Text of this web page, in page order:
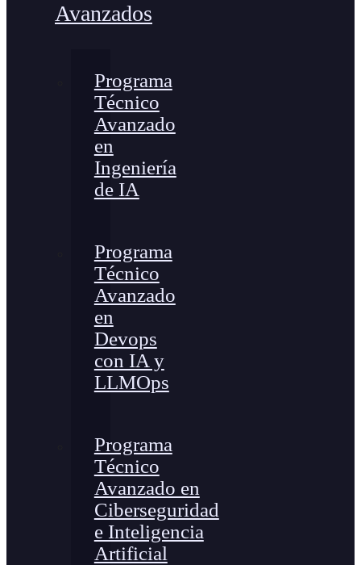
Avanzados
Programa
Técnico
Avanzado
en
Ingeniería
de IA
Programa
Técnico
Avanzado
en
Devops
con IA y
LLMOps
Programa
Técnico
Avanzado en
Ciberseguridad
e Inteligencia
Artificial